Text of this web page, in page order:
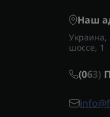
Наш
Украина,
шоссе, 1
(063)